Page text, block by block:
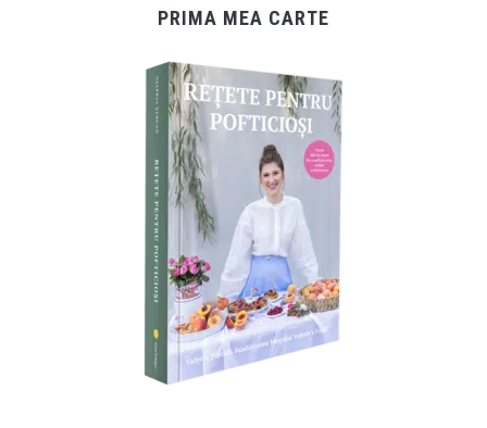
PRIMA MEA CARTE